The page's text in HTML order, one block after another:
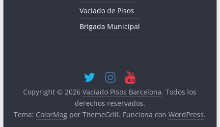
Vaciado de Pisos
Brigada Municipal
Copyright © 2026Vaciado Pisos Barcelona. Todos los
derechos reservados.
Tema: ColorMag por ThemeGrill. Funciona conWordPress.